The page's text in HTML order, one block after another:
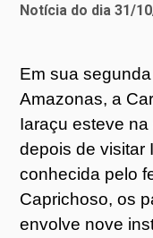
Notícia do dia 31/
Em sua
Amazonas, a
Iaraçu esteve
depois de visitar
conhecida pelo
Caprichoso, os
envolve nove